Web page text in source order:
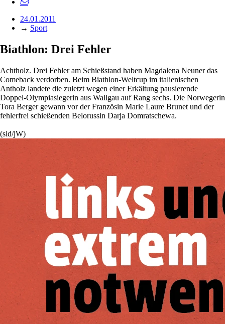
24.01.2011
→ Sport
Biathlon: Drei Fehler
Achtholz. Drei Fehler am Schießstand haben Magdalena Neuner das
Comeback verdorben. Beim Biathlon-Weltcup im italienischen
Antholz landete die zuletzt wegen einer Erkältung pausierende
Doppel-Olympiasiegerin aus Wallgau auf Rang sechs. Die Norwegerin
Tora Berger gewann vor der Französin Marie Laure Brunet und der
fehlerfrei schießenden Belorussin Darja Domratschewa.
(sid/jW)